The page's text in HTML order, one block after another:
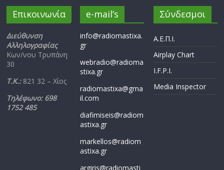
Επικοινωνία
Διεύθυνση
Αλληλογραφίας
Κων/νου Τρυπάνη
30
Τ.Κ.: 821 32 – Χίος
Τηλέφωνο: 698
1752 485
e-mail’s
info@radiomastixa.
gr
webradio@radioma
stixa.gr
radiomastixa@gma
il.com
diafimiseis@radiom
astixa.gr
markellos@radiom
astixa.gr
argiris@radiomasti
Σύνδεσμοι
Α.Ε.Π.Ι.
Airplay Chart
I.F.P.I.
Media Inspector